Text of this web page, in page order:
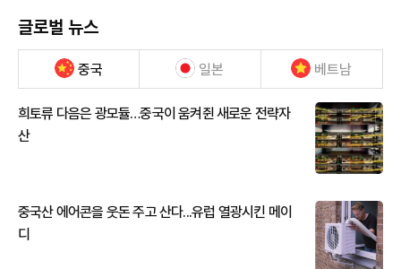
글로벌 뉴스
중국 일본 베트남
희토류 다음은 광모듈…중국이 움켜쥔 새로운 전략자
산
중국산 에어콘을 웃돈 주고 산다...유럽 열광시킨 메이
디